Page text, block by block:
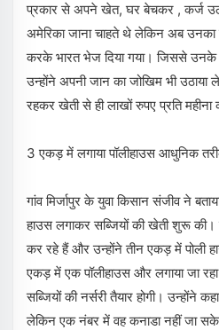
प्रकार से अपने खेत, घर बेचकर , कर्ज
अमेरिका जाना चाहते थे लेकिन अब उनका
करके भारत भेज दिया गया। जिससे उनके
उन्होंने अपनी जान का जोखिम भी उठाया
रहकर खेती से ही लाखों रुपए प्रति महीना
3 एकड़ में लगाया पॉलीहाउस आधुनिक
गांव मिर्जापुर के युवा किसान संजीव ने
हाउस लगाकर सब्जियों की खेती शुरू
कर रहे हैं और उन्होंने तीन एकड़ में पोली
एकड़ में एक पॉलीहाउस और लगाया जा
सब्जियों की नर्सरी तैयार होगी। उन्होंने
लेकिन एक नंबर में वह कनाडा नहीं जा